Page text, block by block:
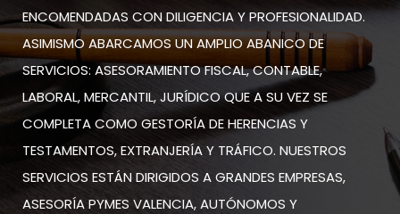
ENCOMENDADAS CON DILIGENCIA Y PROFESIONALIDAD.
ASIMISMO ABARCAMOS UN AMPLIO ABANICO DE
SERVICIOS: ASESORAMIENTO FISCAL, CONTABLE,
LABORAL, MERCANTIL, JURÍDICO QUE A SU VEZ SE
COMPLETA COMO GESTORÍA DE HERENCIAS Y
TESTAMENTOS, EXTRANJERÍA Y TRÁFICO. NUESTROS
SERVICIOS ESTÁN DIRIGIDOS A GRANDES EMPRESAS,
ASESORÍA PYMES VALENCIA, AUTÓNOMOS Y